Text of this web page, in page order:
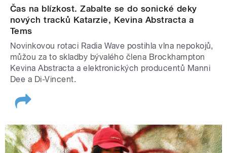
Čas na blízkost. Zabalte se do sonické deky
nových tracků Katarzie, Kevina Abstracta a
Tems
Novinkovou rotaci Radia Wave postihla vlna nepokojů,
můžou za to skladby bývalého člena Brockhampton
Kevina Abstracta a elektronických producentů Manni
Dee a Di-Vincent.